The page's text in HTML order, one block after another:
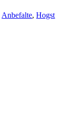
Anbefalte,Hogst